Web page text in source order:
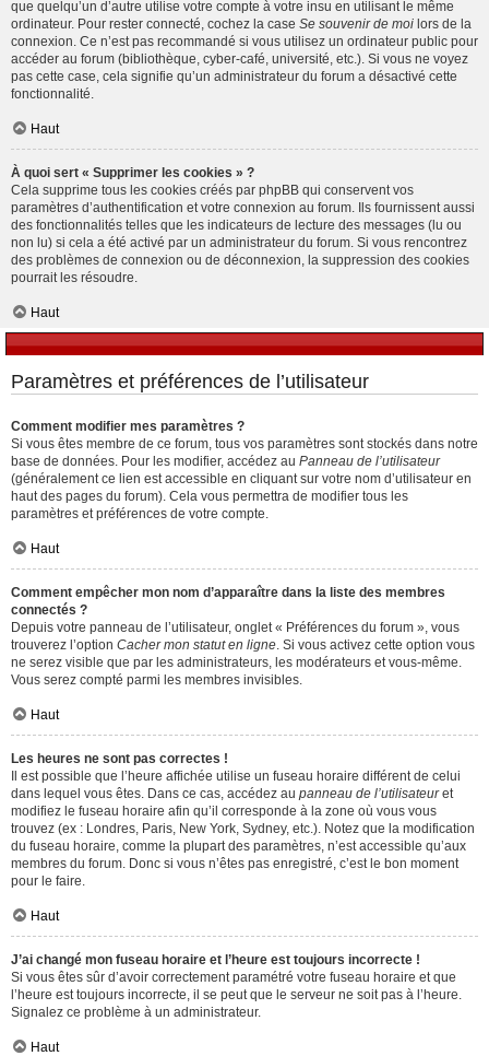
que quelqu’un d’autre utilise votre compte à votre insu en utilisant le même
ordinateur. Pour rester connecté, cochez la case Se souvenir de moi lors de la
connexion. Ce n’est pas recommandé si vous utilisez un ordinateur public pour
accéder au forum (bibliothèque, cyber-café, université, etc.). Si vous ne voyez
pas cette case, cela signifie qu’un administrateur du forum a désactivé cette
fonctionnalité.
Haut
À quoi sert « Supprimer les cookies » ?
Cela supprime tous les cookies créés par phpBB qui conservent vos
paramètres d’authentification et votre connexion au forum. Ils fournissent aussi
des fonctionnalités telles que les indicateurs de lecture des messages (lu ou
non lu) si cela a été activé par un administrateur du forum. Si vous rencontrez
des problèmes de connexion ou de déconnexion, la suppression des cookies
pourrait les résoudre.
Haut
Paramètres et préférences de l’utilisateur
Comment modifier mes paramètres ?
Si vous êtes membre de ce forum, tous vos paramètres sont stockés dans notre
base de données. Pour les modifier, accédez au Panneau de l’utilisateur
(généralement ce lien est accessible en cliquant sur votre nom d’utilisateur en
haut des pages du forum). Cela vous permettra de modifier tous les
paramètres et préférences de votre compte.
Haut
Comment empêcher mon nom d’apparaître dans la liste des membres
connectés ?
Depuis votre panneau de l’utilisateur, onglet « Préférences du forum », vous
trouverez l’option Cacher mon statut en ligne . Si vous activez cette option vous
ne serez visible que par les administrateurs, les modérateurs et vous-même.
Vous serez compté parmi les membres invisibles.
Haut
Les heures ne sont pas correctes !
Il est possible que l’heure affichée utilise un fuseau horaire différent de celui
dans lequel vous êtes. Dans ce cas, accédez au panneau de l’utilisateuret
modifiez le fuseau horaire afin qu’il corresponde à la zone où vous vous
trouvez (ex : Londres, Paris, New York, Sydney, etc.). Notez que la modification
du fuseau horaire, comme la plupart des paramètres, n’est accessible qu’aux
membres du forum. Donc si vous n’êtes pas enregistré, c’est le bon moment
pour le faire.
Haut
J’ai changé mon fuseau horaire et l’heure est toujours incorrecte !
Si vous êtes sûr d’avoir correctement paramétré votre fuseau horaire et que
l’heure est toujours incorrecte, il se peut que le serveur ne soit pas à l’heure.
Signalez ce problème à un administrateur.
Haut